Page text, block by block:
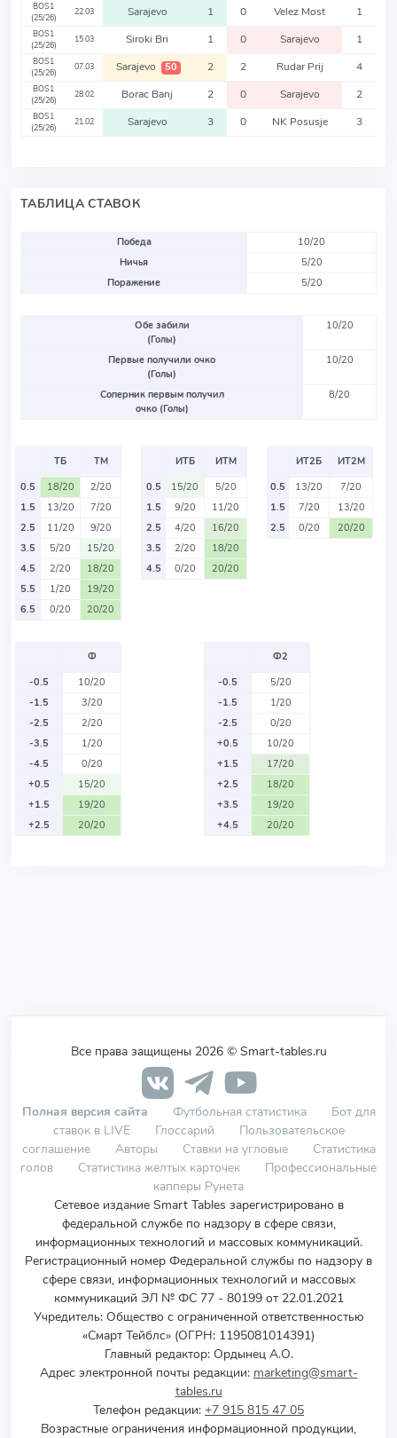
BOS1
(25/26)
22.03 Sarajevo 1 0 Velez Most 1
BOS1
(25/26)
15.03 Siroki Bri 1 0 Sarajevo 1
BOS1
(25/26)
07.03 Sarajevo 50 2 2 Rudar Prij 4
BOS1
(25/26)
28.02 Borac Banj 2 0 Sarajevo 2
BOS1
(25/26)
21.02 Sarajevo 3 0 NK Posusje 3
ТАБЛИЦА СТАВОК
Победа
10/20
Ничья
5/20
Поражение
5/20
Обе забили
(Голы)
10/20
Первые получили очко
(Голы)
10/20
Соперник первым получил
очко (Голы)
8/20
ТБ
ТМ
0.5
18/20
2/20
1.5
13/20
7/20
2.5
11/20
9/20
3.5
5/20
15/20
4.5
2/20
18/20
5.5
1/20
19/20
6.5
0/20 20/20
ИТБ
ИТМ
0.5
15/20
5/20
1.5
9/20
11/20
2.5
4/20
16/20
3.5
2/20
18/20
4.5
0/20 20/20
ИТ2Б
ИТ2М
0.5
13/20
7/20
1.5
7/20
13/20
2.5
0/20 20/20
Ф
-0.5
10/20
-1.5
3/20
-2.5
2/20
-3.5
1/20
-4.5
0/20
+0.5
15/20
+1.5
19/20
+2.5
20/20
Ф2
-0.5
5/20
-1.5
1/20
-2.5
0/20
+0.5
10/20
+1.5
17/20
+2.5
18/20
+3.5
19/20
+4.5
20/20
Все права защищены 2026 © Smart-tables.ru
Полная версия сайта Футбольная статистика
Бот для
ставок в LIVE
Глоссарий
Пользовательское
соглашение
Авторы Ставки на угловые
Статистика
голов
Статистика желтых карточек
Профессиональные
капперы Рунета
Сетевое издание Smart Tables зарегистрировано в
федеральной службе по надзору в сфере связи,
информационных технологий и массовых коммуникаций.
Регистрационный номер Федеральной службы по надзору в
сфере связи, информационных технологий и массовых
коммуникаций ЭЛ № ФС 77 - 80199 от 22.01.2021
Учредитель: Общество с ограниченной ответственностью
«Смарт Тейблс» (ОГРН: 1195081014391)
Главный редактор: Ордынец А.О.
Адрес электронной почты редакции: marketing@smart-
tables.ru
Телефон редакции: +7 915 815 47 05
Возрастные ограничения информационной продукции,